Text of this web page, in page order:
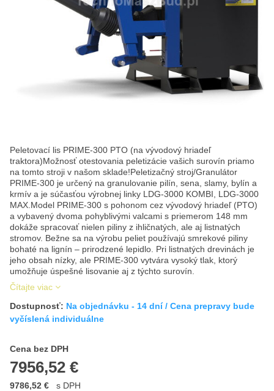
Peletovací lis PRIME-300 PTO (na vývodový hriadeľ
traktora)Možnosť otestovania peletizácie vašich surovín priamo
na tomto stroji v našom sklade!Peletizačný stroj/Granulátor
PRIME-300 je určený na granulovanie pilín, sena, slamy, bylín a
krmív a je súčasťou výrobnej linky LDG-3000 KOMBI, LDG-3000
MAX.Model PRIME-300 s pohonom cez vývodový hriadeľ (PTO)
a vybavený dvoma pohyblivými valcami s priemerom 148 mm
dokáže spracovať nielen piliny z ihličnatých, ale aj listnatých
stromov. Bežne sa na výrobu peliet používajú smrekové piliny
bohaté na lignín – prirodzené lepidlo. Pri listnatých drevinách je
jeho obsah nízky, ale PRIME-300 vytvára vysoký tlak, ktorý
umožňuje úspešné lisovanie aj z týchto surovín.
Čítajte viac
Dostupnosť: Na objednávku - 14 dní / Cena prepravy bude
vyčíslená individuálne
Cena bez DPH
7956,52 €
Cena s DPH
9786,52 € s DPH